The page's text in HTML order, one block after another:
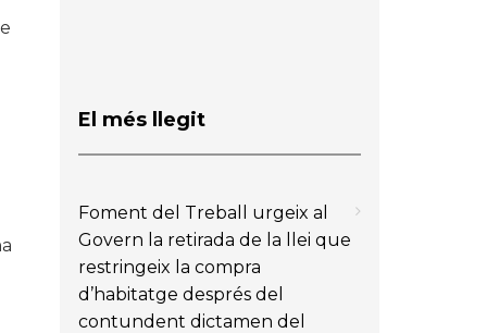
El més llegit
Foment del Treball urgeix al
Govern la retirada de la llei que
restringeix la compra
d’habitatge després del
contundent dictamen del